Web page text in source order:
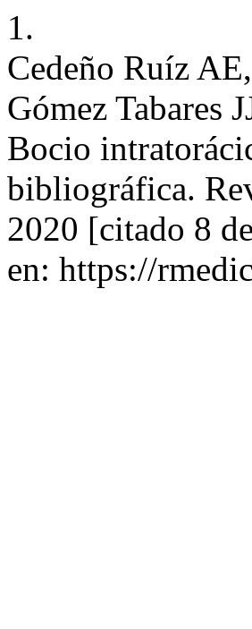
1.
Cedeño Ruíz
Gómez Tabares
Bocio
bibliográfica.
2020 [citado 8
en: https://